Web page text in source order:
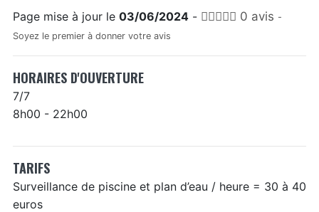
Page mise à jour le 03/06/2024- 0 avis -
Soyez le premier à donner votre avis
HORAIRES D'OUVERTURE
7/7
8h00 - 22h00
TARIFS
Surveillance de piscine et plan d’eau / heure = 30 à 40
euros